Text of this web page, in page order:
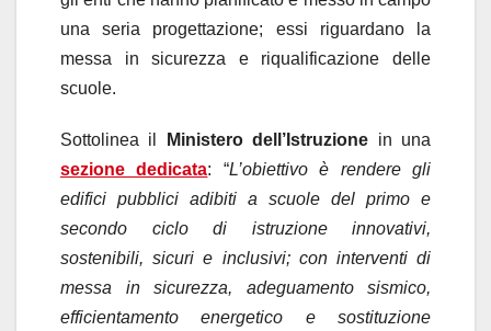
una seria progettazione; essi riguardano la
messa in sicurezza e riqualificazione delle
scuole.
Sottolinea il Ministero dell’Istruzione in una
sezione dedicata: “L’obiettivo è rendere gli
edifici pubblici adibiti a scuole del primo e
secondo ciclo di istruzione innovativi,
sostenibili, sicuri e inclusivi; con interventi di
messa in sicurezza, adeguamento sismico,
efficientamento energetico e sostituzione